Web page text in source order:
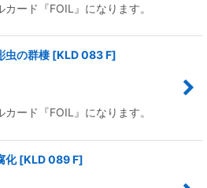
カード『FOIL』になります。
虫の群棲 [KLD 083 F]
カード『FOIL』になります。
化 [KLD 089 F]